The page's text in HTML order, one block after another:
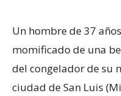
Un hombre de 37
momificado de una
del congelador de su
ciudad de San Luis